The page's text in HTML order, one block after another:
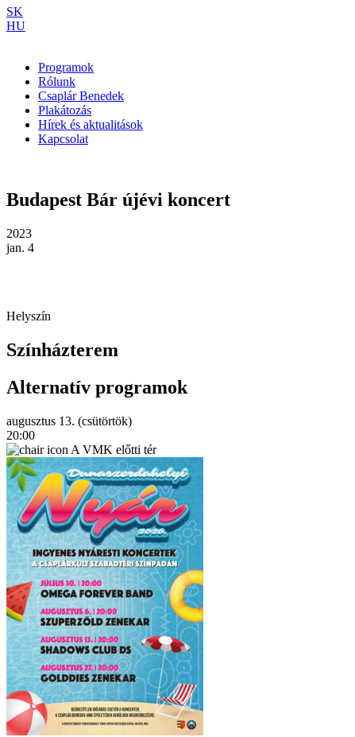
SK
HU
Programok
Rólunk
Csaplár Benedek
Plakátozás
Hírek és aktualitások
Kapcsolat
Budapest Bár újévi koncert
2023
jan. 4
Helyszín
Színházterem
Alternatív programok
augusztus 13. (csütörtök)
20:00
A VMK előtti tér